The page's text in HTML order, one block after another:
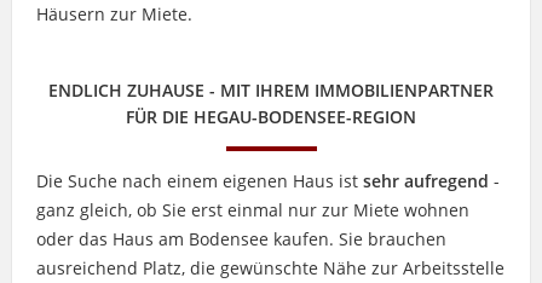
Häusern zur Miete.
ENDLICH ZUHAUSE - MIT IHREM IMMOBILIENPARTNER
FÜR DIE HEGAU-BODENSEE-REGION
Die Suche nach einem eigenen Haus ist sehr aufregend -
ganz gleich, ob Sie erst einmal nur zur Miete wohnen
oder das Haus am Bodensee kaufen. Sie brauchen
ausreichend Platz, die gewünschte Nähe zur Arbeitsstelle